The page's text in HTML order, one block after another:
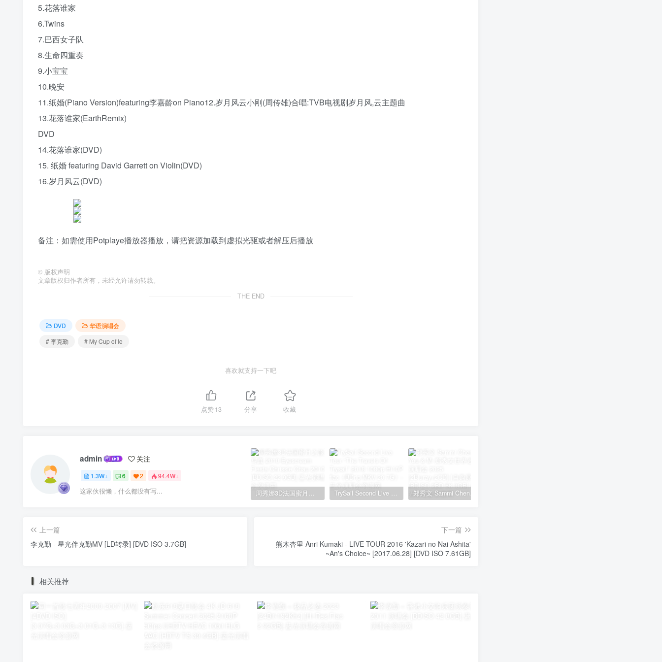
5.花落谁家
6.Twins
7.巴西女子队
8.生命四重奏
9.小宝宝
10.晚安
11.纸婚(Piano Version)featuring李嘉龄on Piano12.岁月风云小刚(周传雄)合唱:TVB电视剧岁月风,云主题曲
13.花落谁家(EarthRemix)
DVD
14.花落谁家(DVD)
15. 纸婚 featuring David Garrett on Violin(DVD)
16.岁月风云(DVD)
备注：如需使用Potplaye播放器播放，请把资源加载到虚拟光驱或者解压后播放
© 版权声明
文章版权归作者所有，未经允许请勿转载。
THE END
DVD
华语演唱会
# 李克勤
# My Cup of te
喜欢就支持一下吧
点赞13 分享 收藏
admin 关注
1.3W+ 6 2 94.4W+
这家伙很懒，什么都没有写... 周秀娜3D法国蜜月之旅写真 2010 Eyescream Fiesta Chrissie Chau 2010 [BDISO 22.9GB] TrySail Second Live Tour “The Travels Of Trysail” 2018 1080p Hi10P flac《BDrip MKV 20.7G》 郑秀文 Sammi Cheng – You & Mi 郑秀文世界巡迴演唱会 2025 [2Bluray+2CD] [自购原盘] [BDISO 2BD 56.3GB]
上一篇
李克勤 - 星光伴克勤MV [LD转录] [DVD ISO 3.7GB]
下一篇
熊木杏里 Anri Kumaki - LIVE TOUR 2016 'Kazari no Nai Ashita'
~An's Choice~ [2017.06.28] [DVD ISO 7.61GB]
相关推荐